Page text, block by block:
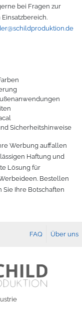
bei Fragen zur
Sicherheitshinweise
Werbung auffallen
Haftung und
Lösung für
Bestellen
Sie Ihre Botschaften
FAQ Über uns